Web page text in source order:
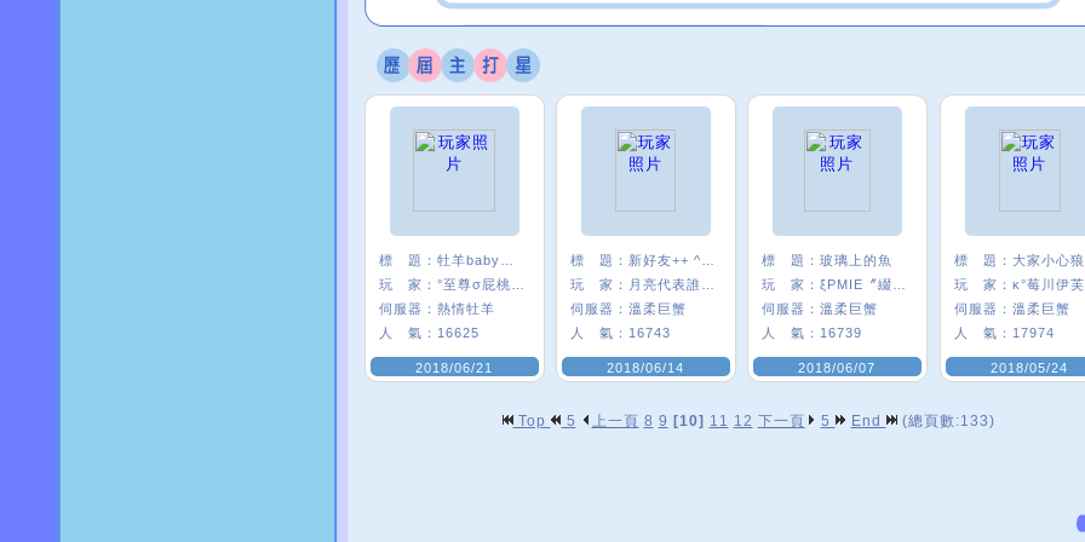
標 題：
玩 家：
伺服器： 熱情牡羊
人 氣： 16625
2018/06/21
標 題：
玩 家：
伺服器： 溫柔巨蟹
人 氣： 16743
2018/06/14
標 題： 玻璃上的魚
玩 家：
伺服器： 溫柔巨蟹
人 氣： 16739
2018/06/07
標 題：
玩 家： κ°莓川伊
伺服器： 溫柔巨蟹
人 氣： 17974
2018/05/24
Top 5 上一頁 8 9 [10] 11 12 下一頁 5 End (總頁數:133)